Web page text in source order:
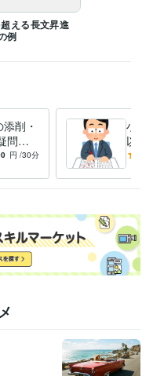
文章作成
える長文昇進
例
削・
問を
オ通話
円 /30分
小論
以上
けた